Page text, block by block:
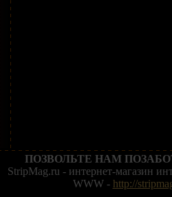
ПОЗВОЛЬТЕ НАМ
StripMag.ru - интернет-магазин
WWW - http://